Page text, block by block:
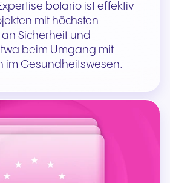
botario ist effektiv
mit höchsten
Sicherheit und
beim Umgang mit
im Gesundheitswesen.